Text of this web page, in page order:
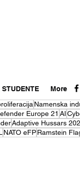
More
Namenska
Europe 21 AI
Adaptive Hussars
NATO eFPRamstein